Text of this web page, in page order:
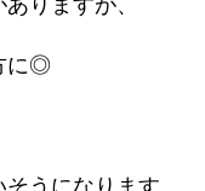
に◎
うになります。